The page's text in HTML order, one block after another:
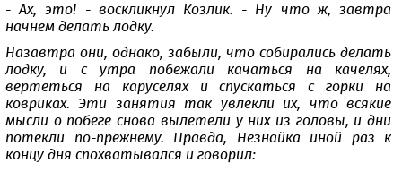
- Ах, это! - воскликнул Козлик. - Ну что ж, завтра
начнем делать лодку.
Назавтра они, однако, забыли, что собирались делать
лодку, и с утра побежали качаться на качелях,
вертеться на каруселях и спускаться с горки на
ковриках. Эти занятия так увлекли их, что всякие
мысли о побеге снова вылетели у них из головы, и дни
потекли по-прежнему. Правда, Незнайка иной раз к
концу дня спохватывался и говорил: